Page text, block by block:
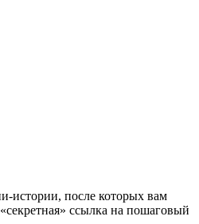
после которых вам
ссылка на пошаговый